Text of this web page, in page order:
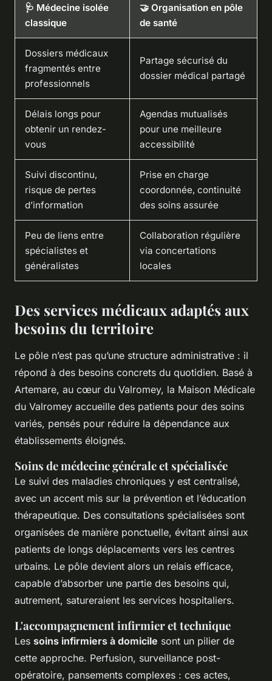
🩺 Médecine isolée
classique
🤝 Organisation en pôle
de santé
Dossiers médicaux
fragmentés entre
professionnels
Partage sécurisé du
dossier médical partagé
Délais longs pour
obtenir un rendez-
vous
Agendas mutualisés
pour une meilleure
accessibilité
Suivi discontinu,
risque de pertes
d’information
Prise en charge
coordonnée, continuité
des soins assurée
Peu de liens entre
spécialistes et
généralistes
Collaboration régulière
via concertations
locales
Des services médicaux adaptés aux
besoins du territoire
Le pôle n’est pas qu’une structure administrative : il
répond à des besoins concrets du quotidien. Basé à
Artemare, au cœur du Valromey, la Maison Médicale
du Valromey accueille des patients pour des soins
variés, pensés pour réduire la dépendance aux
établissements éloignés.
Soins de médecine générale et spécialisée
Le suivi des maladies chroniques y est centralisé,
avec un accent mis sur la prévention et l’éducation
thérapeutique. Des consultations spécialisées sont
organisées de manière ponctuelle, évitant ainsi aux
patients de longs déplacements vers les centres
urbains. Le pôle devient alors un relais efficace,
capable d’absorber une partie des besoins qui,
autrement, satureraient les services hospitaliers.
L'accompagnement infirmier et technique
Les soins infirmiers à domicile sont un pilier de
cette approche. Perfusion, surveillance post-
opératoire, pansements complexes : ces actes,